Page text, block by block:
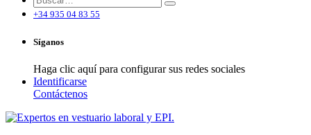
+34 935 04 83 55
Síganos
Haga clic aquí para configurar sus redes sociales
Identificarse
Contáctenos